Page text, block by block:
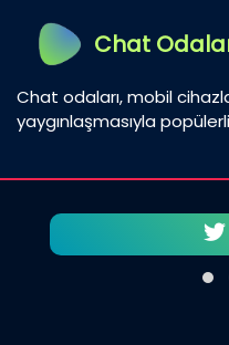
Chat
Chat odaları, mobil
yaygınlaşmasıyla